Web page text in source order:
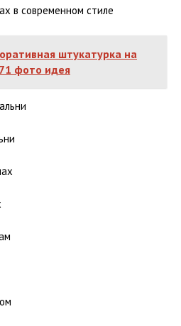
в современном стиле
штукатурка на
фото идея